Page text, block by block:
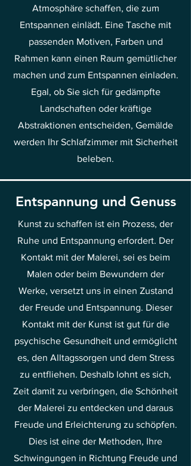
Atmosphäre schaffen, die zum
Entspannen einlädt. Eine Tasche mit
passenden Motiven, Farben und
Rahmen kann einen Raum gemütlicher
machen und zum Entspannen einladen.
Egal, ob Sie sich für gedämpfte
Landschaften oder kräftige
Abstraktionen entscheiden, Gemälde
werden Ihr Schlafzimmer mit Sicherheit
beleben.
Entspannung und Genuss
Kunst zu schaffen ist ein Prozess, der
Ruhe und Entspannung erfordert. Der
Kontakt mit der Malerei, sei es beim
Malen oder beim Bewundern der
Werke, versetzt uns in einen Zustand
der Freude und Entspannung. Dieser
Kontakt mit der Kunst ist gut für die
psychische Gesundheit und ermöglicht
es, den Alltagssorgen und dem Stress
zu entfliehen. Deshalb lohnt es sich,
Zeit damit zu verbringen, die Schönheit
der Malerei zu entdecken und daraus
Freude und Erleichterung zu schöpfen.
Dies ist eine der Methoden, Ihre
Schwingungen in Richtung Freude und